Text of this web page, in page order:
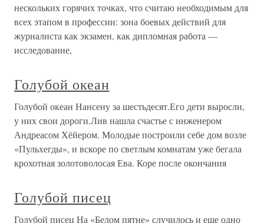
нескольких горячих точках, что считаю необходимым для
всех этапом в профессии: зона боевых действий для
журналиста как экзамен, как дипломная работа —
исследование,
Голубой океан
Голубой океан Нансену за шестьдесят.Его дети выросли,
у них свои дороги.Лив нашла счастье с инженером
Андреасом Хёйером. Молодые построили себе дом возле
«Пульхегды», и вскоре по светлым комнатам уже бегала
крохотная золотоволосая Ева. Коре после окончания
Голубой писец
Голубой писец На «Белом пятне» случилось и еще одно